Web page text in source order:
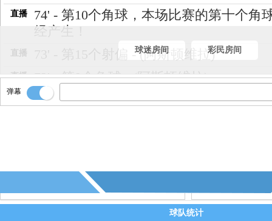
直播
74' - 第10个角球，本场比赛的第十个角
直播 73' - 第15个射偏 - (阿斯顿维拉)
直播 73' - 第9个角球 - (阿斯顿维拉)
72' - 阿斯顿维拉换人，海明斯↑ 博加德↓
72' - 第8个角球 - (阿斯顿维拉)
球迷房间 彩民房间
弹幕
球队统计